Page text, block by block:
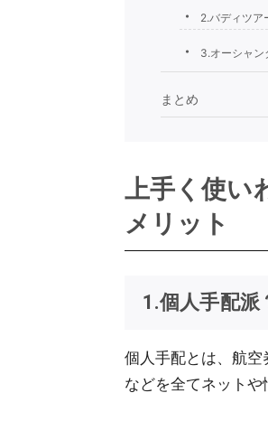
2.バディツ
3.オーシャ
まとめ
上手く使い
メリット
1.個人手配派
個人手配とは、航
などを全てネットや